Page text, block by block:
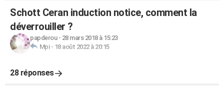
Schott Ceran induction notice, comment la
déverrouiller ?
papderou- 28 mars 2018 à 15:23
Mpi- 18 août 2022 à 20:15
28 réponses